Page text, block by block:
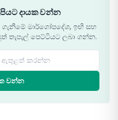
දායක වන්න
මාර්ගෝපදේශ, ඉඟි සහ
තැපැල් පෙට්ටියට ලබා ගන්න.
ඇතුළත් කරන්න
වන්න